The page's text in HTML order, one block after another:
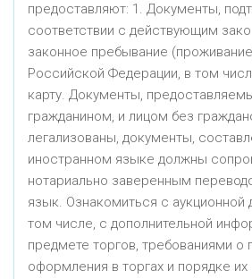
предоставляют: 1. Документы,
соответствии с действующим
законное пребывание
Российской Федерации, в том
карту. Документы,
гражданином, и лицом без
легализованы, документы,
иностранном языке должны
нотариально заверенным
язык. Ознакомиться с аукционной
том числе, с дополнительной
предмете торгов, требованиями о
оформления в торгах и порядке их